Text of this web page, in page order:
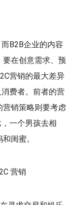
B2B企业的内容
在创意需求、预
营销的最大差异
费者。前者的营
营销策略则要考虑
一个男孩去相
闺蜜。
营销